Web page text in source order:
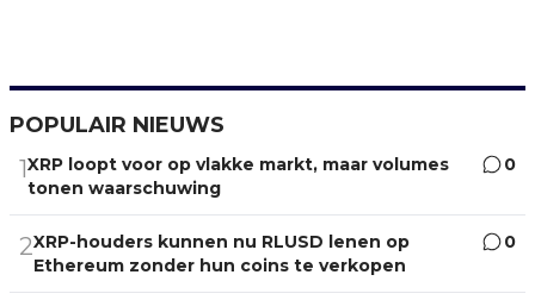
POPULAIR NIEUWS
1XRP loopt voor op vlakke markt, maar volumes
tonen waarschuwing
0
2XRP-houders kunnen nu RLUSD lenen op
Ethereum zonder hun coins te verkopen
0